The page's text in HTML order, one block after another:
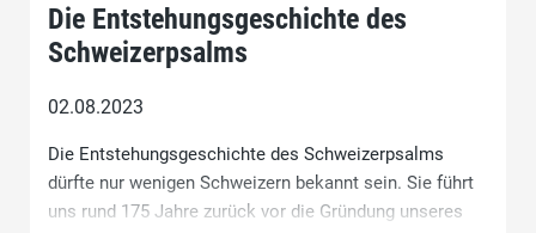
Die Entstehungsgeschichte des
Schweizerpsalms
02.08.2023
Die Entstehungsgeschichte des Schweizerpsalms
dürfte nur wenigen Schweizern bekannt sein. Sie führt
uns rund 175 Jahre zurück vor die Gründung unseres